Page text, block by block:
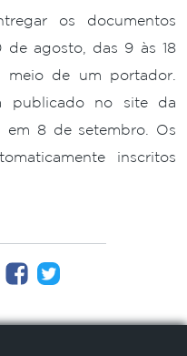
os documentos
agosto, das 9 às 18
meio de um portador.
publicado no site da
em 8 de setembro. Os
inscritos